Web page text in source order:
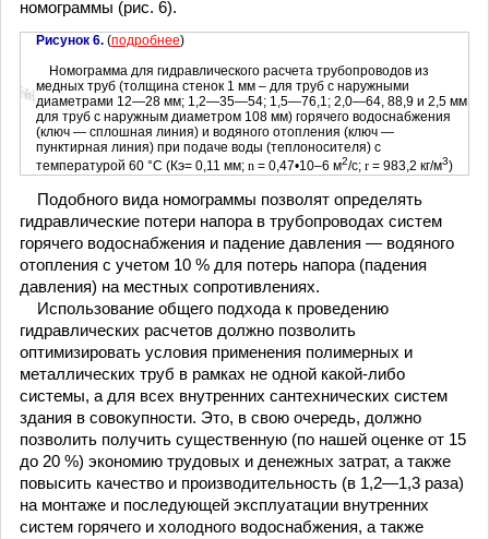
номограммы (рис. 6).
Рисунок 6. (подробнее)
Номограмма для гидравлического расчета трубопроводов из
медных труб (толщина стенок 1 мм – для труб с наружными
диаметрами 12—28 мм; 1,2—35—54; 1,5—76,1; 2,0—64, 88,9 и 2,5 мм
для труб с наружным диаметром 108 мм) горячего водоснабжения
(ключ — сплошная линия) и водяного отопления (ключ —
пунктирная линия) при подаче воды (теплоносителя) с
температурой 60 °С (Кэ= 0,11 мм; n = 0,47•10–6 м2/с; r = 983,2 кг/м3)
Подобного вида номограммы позволят определять
гидравлические потери напора в трубопроводах систем
горячего водоснабжения и падение давления — водяного
отопления с учетом 10 % для потерь напора (падения
давления) на местных сопротивлениях.
Использование общего подхода к проведению
гидравлических расчетов должно позволить
оптимизировать условия применения полимерных и
металлических труб в рамках не одной какой-либо
системы, а для всех внутренних сантехнических систем
здания в совокупности. Это, в свою очередь, должно
позволить получить существенную (по нашей оценке от 15
до 20 %) экономию трудовых и денежных затрат, а также
повысить качество и производительность (в 1,2—1,3 раза)
на монтаже и последующей эксплуатации внутренних
систем горячего и холодного водоснабжения, а также